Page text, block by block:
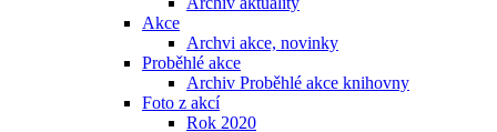
Akce
Archvi akce, novinky
Proběhlé akce
Archiv Proběhlé akce knihovny
Foto z akcí
Rok 2020